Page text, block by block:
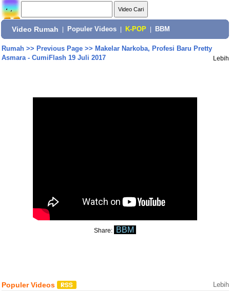
Video Rumah Populer Videos K-POP BBM
Rumah>> Previous Page>> Makelar Narkoba, Profesi Baru Pretty
Asmara - CumiFlash 19 Juli 2017
Lebih
Share: BBM
Populer Videos Lebih